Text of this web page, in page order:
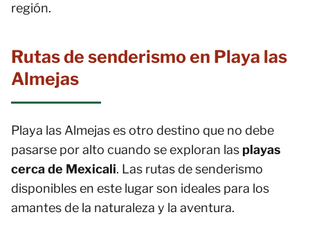
región.
Rutas de senderismo en Playa las
Almejas
Playa las Almejas es otro destino que no debe
pasarse por alto cuando se exploran las playas
cerca de Mexicali. Las rutas de senderismo
disponibles en este lugar son ideales para los
amantes de la naturaleza y la aventura.